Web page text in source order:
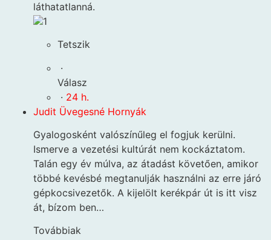
láthatatlanná.
1
Tetszik
·
Válasz
· 24 h.
Judit Üvegesné Hornyák
Gyalogosként valószínűleg el fogjuk kerülni.
Ismerve a vezetési kultúrát nem kockáztatom.
Talán egy év múlva, az átadást követően, amikor
többé kevésbé megtanulják használni az erre járó
gépkocsivezetők. A kijelölt kerékpár út is itt visz
át, bízom ben…
Továbbiak